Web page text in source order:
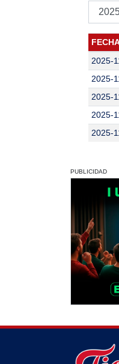
2025-
2025-
2025-
2025-
2025-
PUBLICIDAD